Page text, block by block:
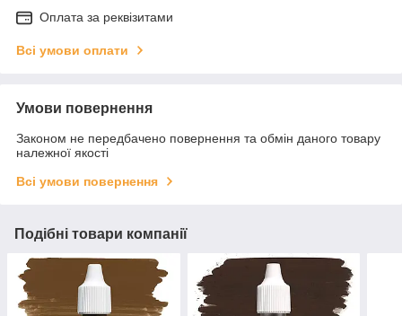
Оплата за реквізитами
Всі умови оплати
Умови повернення
Законом не передбачено повернення та обмін даного товару
належної якості
Всі умови повернення
Подібні товари компанії